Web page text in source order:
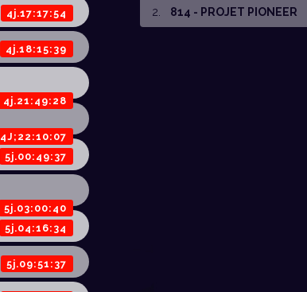
4j.17:17:54
4j.18:15:39
4j.21:49:28
4J;22:10:07
5j.00:49:37
5j.03:00:40
5j.04:16:34
5j.09:51:37
2. 814 - PROJET PIONEER